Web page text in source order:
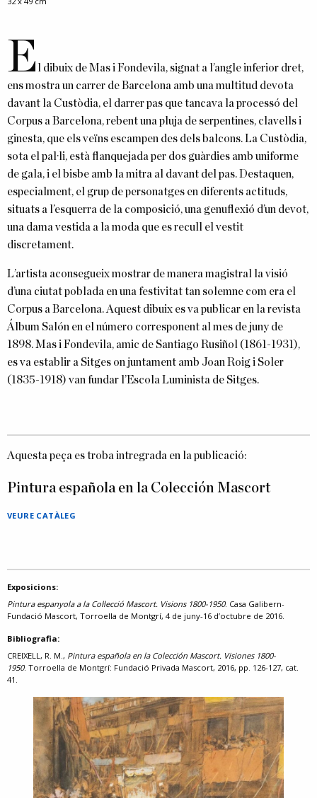
E
l dibuix de Mas i Fondevila, signat a l’angle inferior dret,
ens mostra un carrer de Barcelona amb una multitud devota
davant la Custòdia, el darrer pas que tancava la processó del
Corpus a Barcelona, rebent una pluja de serpentines, clavells i
ginesta, que els veïns escampen des dels balcons. La Custòdia,
sota el pal·li, està flanquejada per dos guàrdies amb uniforme
de gala, i el bisbe amb la mitra al davant del pas. Destaquen,
especialment, el grup de personatges en diferents actituds,
situats a l’esquerra de la composició, una genuflexió d’un devot,
una dama vestida a la moda que es recull el vestit
discretament.
L’artista aconsegueix mostrar de manera magistral la visió
d’una ciutat poblada en una festivitat tan solemne com era el
Corpus a Barcelona. Aquest dibuix es va publicar en la revista
Álbum Salón en el número corresponent al mes de juny de
1898. Mas i Fondevila, amic de Santiago Rusiñol (1861-1931),
es va establir a Sitges on juntament amb Joan Roig i Soler
(1835-1918) van fundar l’Escola Luminista de Sitges.
Aquesta peça es troba intregrada en la publicació:
Pintura española en la Colección Mascort
VEURE CATÀLEG
Exposicions:
Pintura espanyola a la Col·lecció Mascort. Visions 1800-1950. Casa Galibern-
Fundació Mascort, Torroella de Montgrí, 4 de juny-16 d’octubre de 2016.
Bibliografia:
CREIXELL, R. M., Pintura española en la Colección Mascort. Visiones 1800-
1950. Torroella de Montgrí: Fundació Privada Mascort, 2016, pp. 126-127, cat.
41.